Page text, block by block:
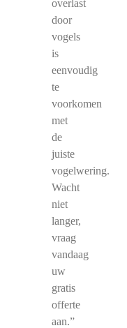
overlast
door
vogels
is
eenvoudig
te
voorkomen
met
de
juiste
vogelwering.
Wacht
niet
langer,
vraag
vandaag
uw
gratis
offerte
aan.”